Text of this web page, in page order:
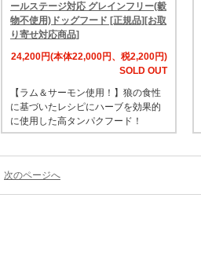
ールステージ対応 グレインフリー(穀
物不使用)ドッグフード [正規品][お取
り寄せ対応商品]
24,200円(本体22,000円、税2,200円)
SOLD OUT
【ラム＆サーモン使用！】狼の食性
に基づいたレシピにハーブを効果的
に使用した高タンパクフード！
次のページへ